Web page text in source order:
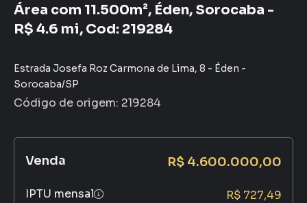
Área com 11.500m², Éden, Sorocaba -
R$ 4.6 mi, Cod: 219284
Estrada Josefa Roz Carmona de Lima, 8 - Éden -
Sorocaba/SP
Código de origem: 219284
Venda R$ 4.600.000,00
IPTU mensal R$ 727,49